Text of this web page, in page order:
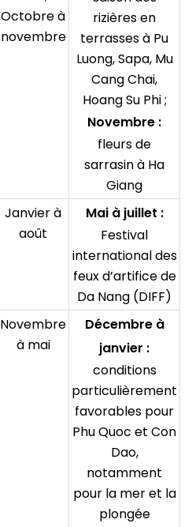
Octobre à
novembre
rizières en
terrasses à Pu
Luong, Sapa, Mu
Cang Chai,
Hoang Su Phi ;
Novembre :
fleurs de
sarrasin à Ha
Giang
Janvier à
août
Mai à juillet :
Festival
international des
feux d’artifice de
Da Nang (DIFF)
Novembre
à mai
Décembre à
janvier :
conditions
particulièrement
favorables pour
Phu Quoc et Con
Dao,
notamment
pour la mer et la
plongée